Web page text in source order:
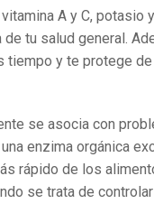
A y C,
tu salud general.
tiempo y te protege
se asocia con
enzima orgánica
rápido de los
se trata de